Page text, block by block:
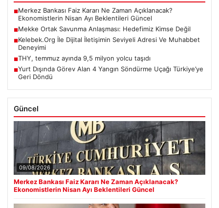
■Merkez Bankası Faiz Kararı Ne Zaman Açıklanacak?
Ekonomistlerin Nisan Ayı Beklentileri Güncel
■Mekke Ortak Savunma Anlaşması: Hedefimiz Kimse Değil
■Kelebek.Org İle Dijital İletişimin Seviyeli Adresi Ve Muhabbet
Deneyimi
■THY, temmuz ayında 9,5 milyon yolcu taşıdı
■Yurt Dışında Görev Alan 4 Yangın Söndürme Uçağı Türkiye’ye
Geri Döndü
Güncel
09/08/2026
Merkez Bankası Faiz Kararı Ne Zaman Açıklanacak?
Ekonomistlerin Nisan Ayı Beklentileri Güncel